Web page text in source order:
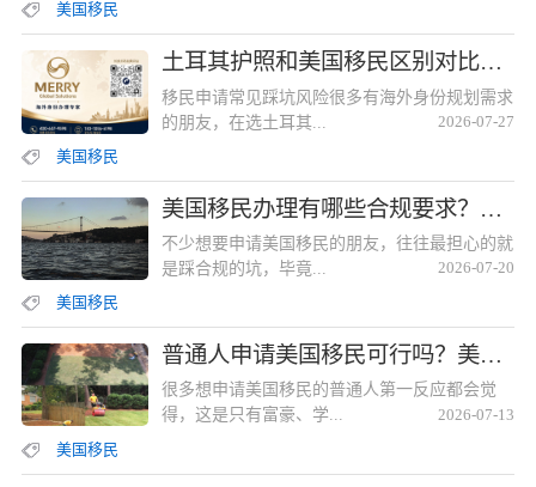
美国移民
土耳其护照和美国移民区别对比？美瑞海外提供专业分析
移民申请常见踩坑风险很多有海外身份规划需求
的朋友，在选土耳其...
2026-07-27
美国移民
美国移民办理有哪些合规要求？美瑞海外标准化服务体系全覆盖
不少想要申请美国移民的朋友，往往最担心的就
是踩合规的坑，毕竟...
2026-07-20
美国移民
普通人申请美国移民可行吗？美瑞海外海量成功案例可参考
很多想申请美国移民的普通人第一反应都会觉
得，这是只有富豪、学...
2026-07-13
美国移民